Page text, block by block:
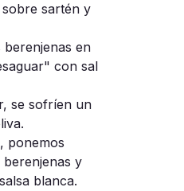
sartén y
en
con sal
se sofríen un
ponemos
y
blanca.